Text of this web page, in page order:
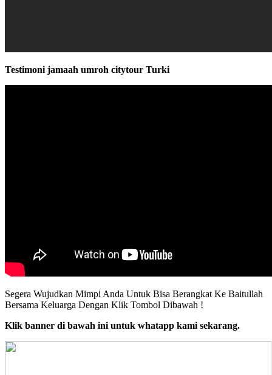
Testimoni jamaah umroh citytour Turki
Segera Wujudkan Mimpi Anda Untuk Bisa Berangkat Ke Baitullah
Bersama Keluarga Dengan Klik Tombol Dibawah !
Klik banner di bawah ini untuk whatapp kami sekarang.